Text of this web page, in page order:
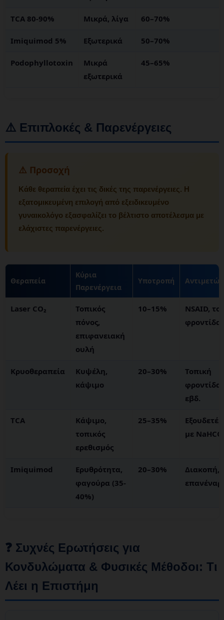
TCA 80-90% Μικρά, λίγα 60–70%
Imiquimod 5% Εξωτερικά 50–70%
Podophyllotoxin
Μικρά
εξωτερικά
45–65%
⚠️ Επιπλοκές & Παρενέργειες
⚠️ Προσοχή
Κάθε θεραπεία έχει τις δικές της παρενέργειες. Η
εξατομικευμένη επιλογή από εξειδικευμένο
γυναικολόγο εξασφαλίζει το βέλτιστο αποτέλεσμα με
ελάχιστες παρενέργειες.
Θεραπεία
Κύρια
Παρενέργεια
Υποτροπή
Laser CO₂
Τοπικός
πόνος,
επιφανειακή
ουλή
10–15%
NSAID,
φροντίδα
Κρυοθεραπεία
Κυψέλη,
κάψιμο
20–30%
Τοπική
φροντίδα
εβδ.
TCA
Κάψιμο,
τοπικός
ερεθισμός
25–35%
με
Imiquimod
Ερυθρότητα,
φαγούρα (35-
40%)
20–30%
Διακοπή,
❓ Συχνές Ερωτήσεις για
Κονδυλώματα & Φυσικές Μέθοδοι: Τι
Λέει η Επιστήμη